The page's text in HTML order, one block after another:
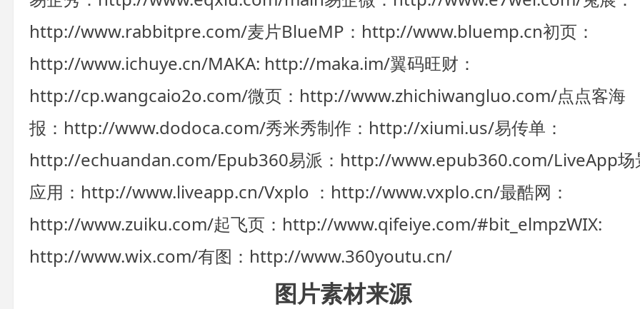
http://www.rabbitpre.com/麦片BlueMP：http://www.bluemp.cn初页：
http://www.ichuye.cn/MAKA: http://maka.im/翼码旺财：
http://cp.wangcaio2o.com/微页：http://www.zhichiwangluo.com/点点客海
报：http://www.dodoca.com/秀米秀制作：http://xiumi.us/易传单：
http://echuandan.com/Epub360易派：http://www.epub360.com/LiveApp场
应用：http://www.liveapp.cn/Vxplo ：http://www.vxplo.cn/最酷网：
http://www.zuiku.com/起飞页：http://www.qifeiye.com/#bit_elmpzWIX:
http://www.wix.com/有图：http://www.360youtu.cn/
图片素材来源